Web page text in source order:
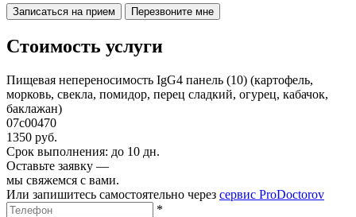
Записаться на прием Перезвоните мне
Стоимость услуги
Пищевая непереносимость IgG4 панель (10) (картофель,
морковь, свекла, помидор, перец сладкий, огурец, кабачок,
баклажан)
07c00470
1350 руб.
Срок выполнения: до 10 дн.
Оставьте заявку —
мы свяжемся с вами.
Или запишитесь самостоятельно через сервис ProDoctorov
*